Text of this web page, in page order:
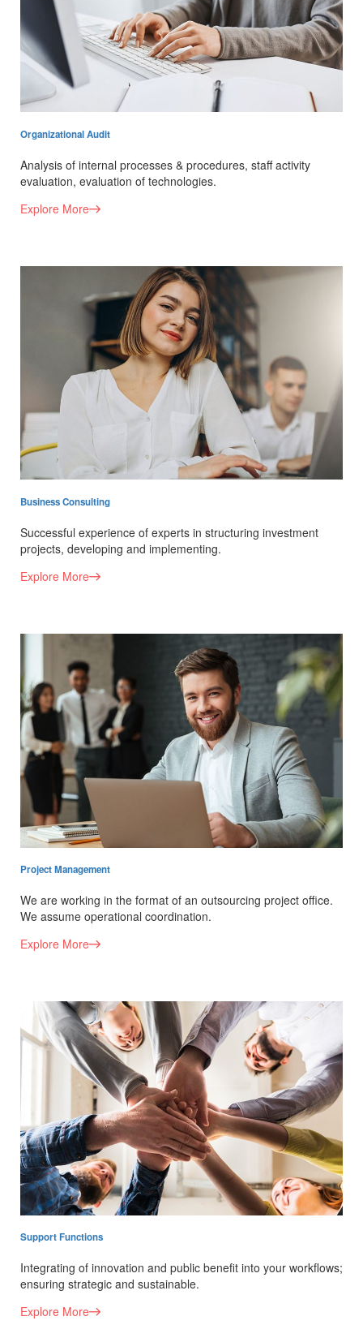
Organizational Audit
Analysis of internal processes & procedures, staff activity
evaluation, evaluation of technologies.
Explore More
Business Consulting
Successful experience of experts in structuring investment
projects, developing and implementing.
Explore More
Project Management
We are working in the format of an outsourcing project office.
We assume operational coordination.
Explore More
Support Functions
Integrating of innovation and public benefit into your workflows;
ensuring strategic and sustainable.
Explore More